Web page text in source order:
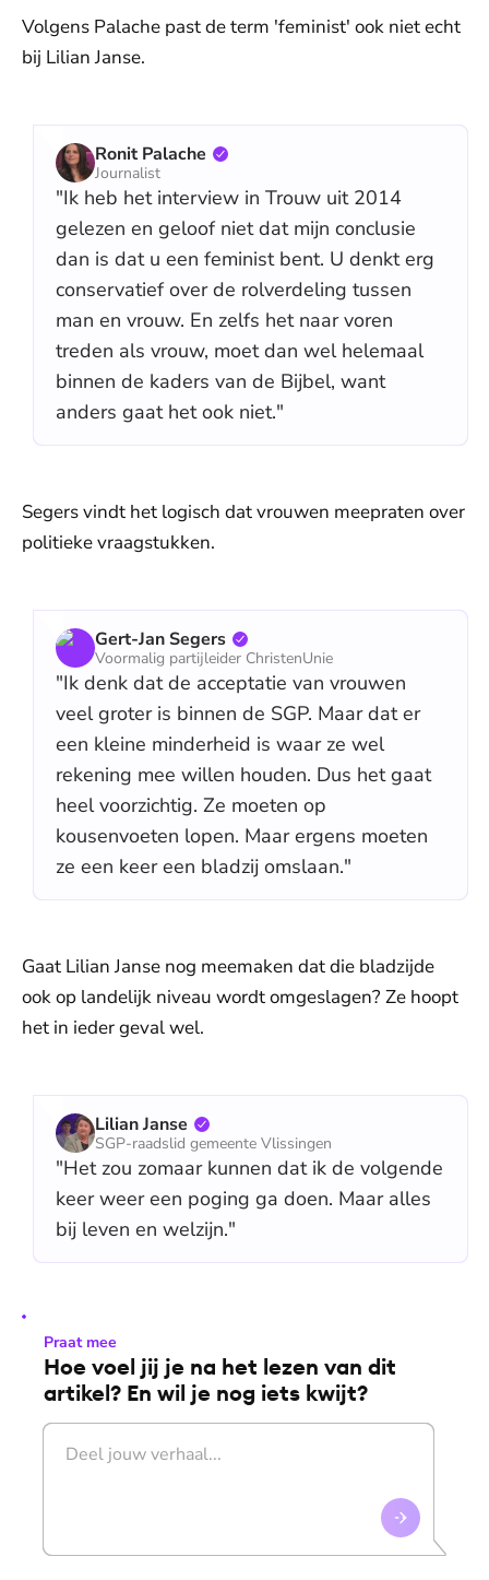
Volgens Palache past de term 'feminist' ook niet echt
bij Lilian Janse.
Ronit Palache
Journalist
"Ik heb het interview in Trouw uit 2014
gelezen en geloof niet dat mijn conclusie
dan is dat u een feminist bent. U denkt erg
conservatief over de rolverdeling tussen
man en vrouw. En zelfs het naar voren
treden als vrouw, moet dan wel helemaal
binnen de kaders van de Bijbel, want
anders gaat het ook niet."
Segers vindt het logisch dat vrouwen meepraten over
politieke vraagstukken.
Gert-Jan Segers
Voormalig partijleider ChristenUnie
"Ik denk dat de acceptatie van vrouwen
veel groter is binnen de SGP. Maar dat er
een kleine minderheid is waar ze wel
rekening mee willen houden. Dus het gaat
heel voorzichtig. Ze moeten op
kousenvoeten lopen. Maar ergens moeten
ze een keer een bladzij omslaan."
Gaat Lilian Janse nog meemaken dat die bladzijde
ook op landelijk niveau wordt omgeslagen? Ze hoopt
het in ieder geval wel.
Lilian Janse
SGP-raadslid gemeente Vlissingen
"Het zou zomaar kunnen dat ik de volgende
keer weer een poging ga doen. Maar alles
bij leven en welzijn."
Praat mee
Hoe voel jij je na het lezen van dit
artikel? En wil je nog iets kwijt?